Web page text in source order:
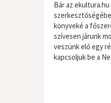
Bár az ekultura.hu
könyveké a
szívesen járunk
veszünk elő egy
kapcsoljuk be a